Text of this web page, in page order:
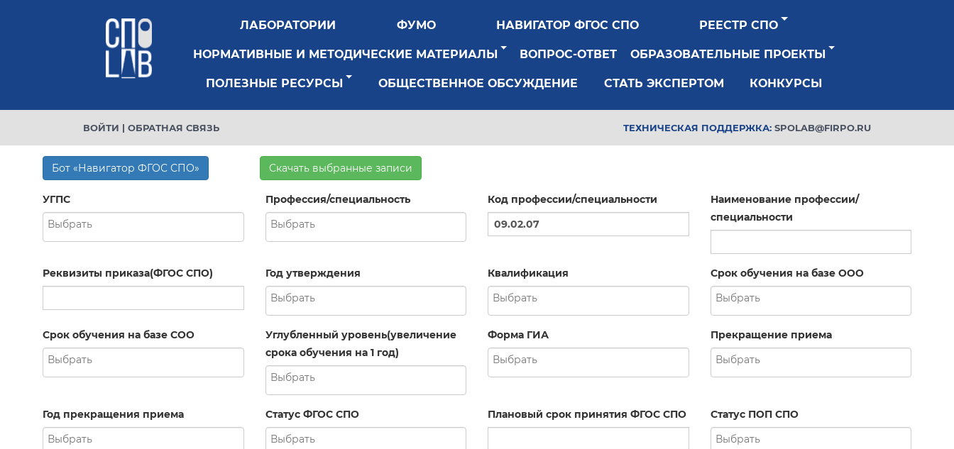
ЛАБОРАТОРИИ ФУМО НАВИГАТОР ФГОС СПО РЕЕСТР СПО
НОРМАТИВНЫЕ И МЕТОДИЧЕСКИЕ МАТЕРИАЛЫ ВОПРОС-ОТВЕТ ОБРАЗОВАТЕЛЬНЫЕ ПРОЕКТЫ
ПОЛЕЗНЫЕ РЕСУРСЫ ОБЩЕСТВЕННОЕ ОБСУЖДЕНИЕ СТАТЬ ЭКСПЕРТОМ КОНКУРСЫ
ВОЙТИ | ОБРАТНАЯ СВЯЗЬ ТЕХНИЧЕСКАЯ ПОДДЕРЖКА: SPOLAB@FIRPO.RU
Бот «Навигатор ФГОС СПО» Скачать выбранные записи
УГПС Профессия/специальность Код профессии/специальности
Наименование профессии/
специальности
Реквизиты приказа(ФГОС СПО) Год утверждения Квалификация Срок обучения на базе ООО
Срок обучения на базе СОО
Углубленный уровень(увеличение
срока обучения на 1 год)
Форма ГИА Прекращение приема
Год прекращения приема Статус ФГОС СПО Плановый срок принятия ФГОС СПО Статус ПОП СПО